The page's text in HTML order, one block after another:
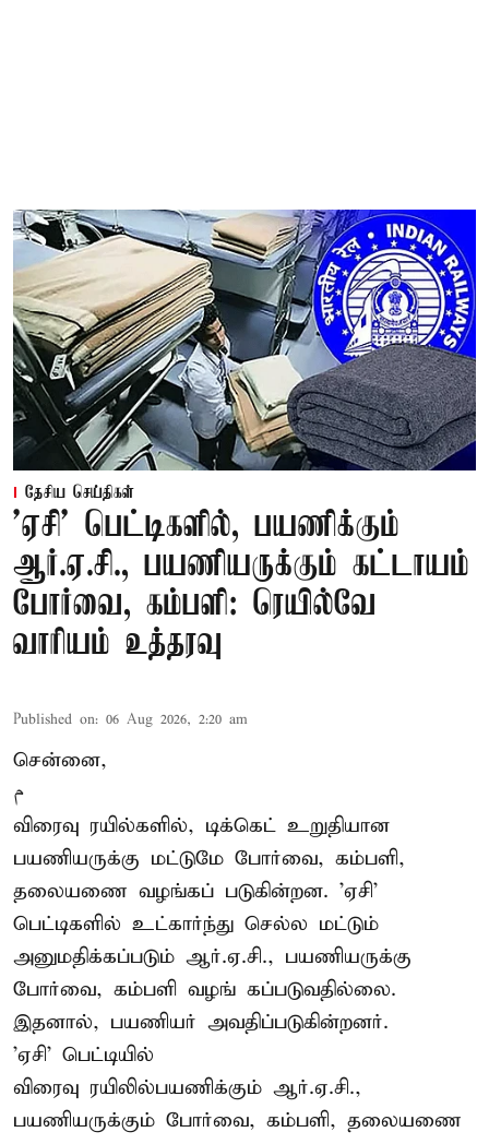
தேசிய செய்திகள்
'ஏசி' பெட்டிகளில், பயணிக்கும்
ஆர்.ஏ.சி., பயணியருக்கும் கட்டாயம்
போர்வை, கம்பளி: ரெயில்வே
வாரியம் உத்தரவு
Published on: 06 Aug 2026, 2:20 am
சென்னை,
م
விரைவு ரயில்களில், டிக்கெட் உறுதியான
பயணியருக்கு மட்டுமே போர்வை, கம்பளி,
தலையணை வழங்கப் படுகின்றன. 'ஏசி'
பெட்டிகளில் உட்கார்ந்து செல்ல மட்டும்
அனுமதிக்கப்படும் ஆர்.ஏ.சி., பயணியருக்கு
போர்வை, கம்பளி வழங் கப்படுவதில்லை.
இதனால், பயணியர் அவதிப்படுகின்றனர்.
'ஏசி' பெட்டியில்
விரைவு ரயிலில்பயணிக்கும் ஆர்.ஏ.சி.,
பயணியருக்கும் போர்வை, கம்பளி, தலையணை